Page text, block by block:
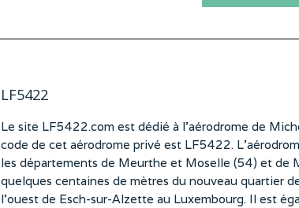
LF5422
Le site LF5422.com est dédié à l’aérodrome de
code de cet aérodrome privé est LF5422.
les départements de Meurthe et Moselle (54) et de
quelques centaines de mètres du nouveau quartier
l’ouest de Esch-sur-Alzette au Luxembourg. Il est